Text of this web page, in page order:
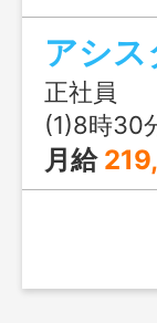
育させて
祉関係の
の取扱い
事業所ま
なし
アシス
正社員
(1)8時30
月給